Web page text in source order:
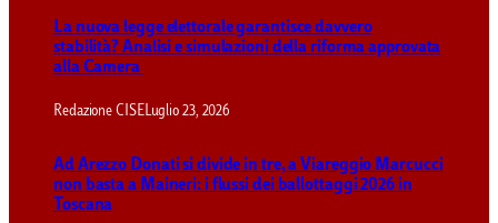
La nuova legge elettorale garantisce davvero
stabilità? Analisi e simulazioni della riforma approvata
alla Camera
Redazione CISELuglio 23, 2026
Ad Arezzo Donati si divide in tre, a Viareggio Marcucci
non basta a Maineri: i flussi dei ballottaggi 2026 in
Toscana